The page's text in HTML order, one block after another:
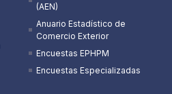
(AEN)​
Anuario Estadístico de
Comercio Exterior
Encuestas EPHPM
Encuestas Especializadas